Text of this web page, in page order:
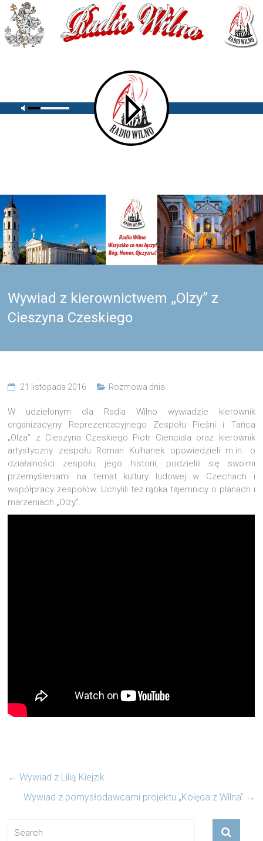
Wywiad z kierownictwem „Olzy” z
Cieszyna Czeskiego
21 listopada 2016 Rozmowa dnia
W udzielonym dla Radia Wilno wywiadzie kierownik
organizacyjny Reprezentacyjnego Zespołu Pieśni i Tańca
„Olza” z Cieszyna Czeskiego Piotr Cienciala oraz kierownik
artystyczny zespołu Roman Kulhanek opowiedzieli m.in. o
działalności zespołu, jego historii, podzielili się swoimi
przemyśleniami na temat kultury ludowej w Czechach i
współpracy zespołów. Uchylili też rąbka tajemnicy o planach i
marzeniach „Olzy”.
← Wywiad z Lilią Kiejzik
Wywiad z pomysłodawcami projektu „Kolęda z Wilna” →